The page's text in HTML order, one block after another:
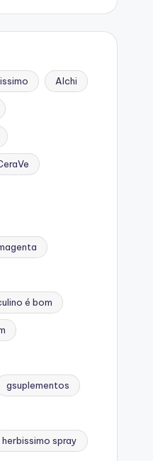
Alchi
é bom
gsuplementos
herbissimo spray